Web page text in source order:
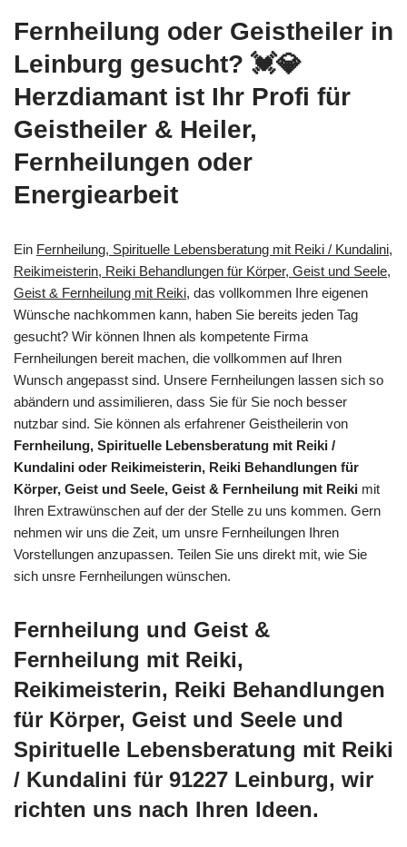
Fernheilung oder Geistheiler in
Leinburg gesucht? 💓️💎
Herzdiamant ist Ihr Profi für
Geistheiler & Heiler,
Fernheilungen oder
Energiearbeit
Ein Fernheilung, Spirituelle Lebensberatung mit Reiki / Kundalini,
Reikimeisterin, Reiki Behandlungen für Körper, Geist und Seele,
Geist & Fernheilung mit Reiki, das vollkommen Ihre eigenen
Wünsche nachkommen kann, haben Sie bereits jeden Tag
gesucht? Wir können Ihnen als kompetente Firma
Fernheilungen bereit machen, die vollkommen auf Ihren
Wunsch angepasst sind. Unsere Fernheilungen lassen sich so
abändern und assimilieren, dass Sie für Sie noch besser
nutzbar sind. Sie können als erfahrener Geistheilerin von
Fernheilung, Spirituelle Lebensberatung mit Reiki /
Kundalini oder Reikimeisterin, Reiki Behandlungen für
Körper, Geist und Seele, Geist & Fernheilung mit Reiki mit
Ihren Extrawünschen auf der der Stelle zu uns kommen. Gern
nehmen wir uns die Zeit, um unsre Fernheilungen Ihren
Vorstellungen anzupassen. Teilen Sie uns direkt mit, wie Sie
sich unsre Fernheilungen wünschen.
Fernheilung und Geist &
Fernheilung mit Reiki,
Reikimeisterin, Reiki Behandlungen
für Körper, Geist und Seele und
Spirituelle Lebensberatung mit Reiki
/ Kundalini für 91227 Leinburg, wir
richten uns nach Ihren Ideen.